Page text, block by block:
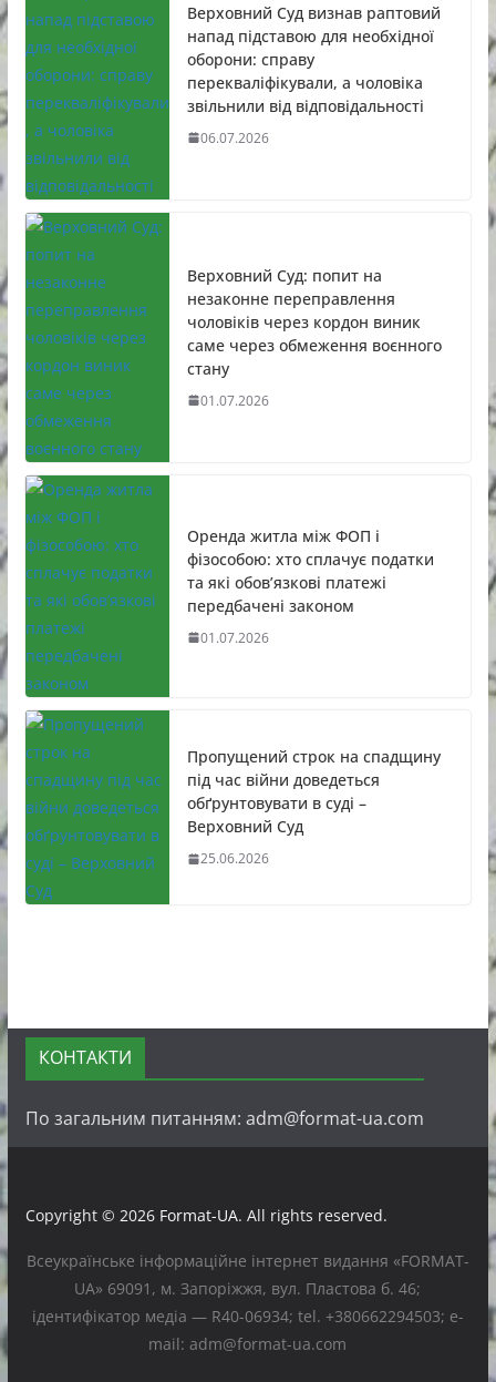
Верховний Суд визнав раптовий
напад підставою для необхідної
оборони: справу
перекваліфікували, а чоловіка
звільнили від відповідальності
06.07.2026
Верховний Суд: попит на
незаконне переправлення
чоловіків через кордон виник
саме через обмеження воєнного
стану
01.07.2026
Оренда житла між ФОП і
фізособою: хто сплачує податки
та які обов’язкові платежі
передбачені законом
01.07.2026
Пропущений строк на спадщину
під час війни доведеться
обґрунтовувати в суді –
Верховний Суд
25.06.2026
КОНТАКТИ
По загальним питанням: adm@format-ua.com
Copyright © 2026 Format-UA. All rights reserved.
Всеукраїнське інформаційне інтернет видання «FORMAT-
UA» 69091, м. Запоріжжя, вул. Пластова б. 46;
ідентифікатор медіа — R40-06934; tel. +380662294503; e-
mail: adm@format-ua.com